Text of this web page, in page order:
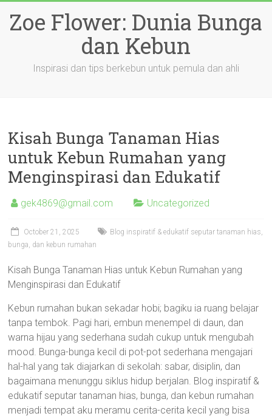
content
Zoe Flower: Dunia Bunga
dan Kebun
Inspirasi dan tips berkebun untuk pemula dan ahli
Kisah Bunga Tanaman Hias
untuk Kebun Rumahan yang
Menginspirasi dan Edukatif
gek4869@gmail.com Uncategorized
October 21, 2025
Blog inspiratif & edukatif seputar tanaman hias,
bunga, dan kebun rumahan
Kisah Bunga Tanaman Hias untuk Kebun Rumahan yang
Menginspirasi dan Edukatif
Kebun rumahan bukan sekadar hobi; bagiku ia ruang belajar
tanpa tembok. Pagi hari, embun menempel di daun, dan
warna hijau yang sederhana sudah cukup untuk mengubah
mood. Bunga-bunga kecil di pot-pot sederhana mengajari
hal-hal yang tak diajarkan di sekolah: sabar, disiplin, dan
bagaimana menunggu siklus hidup berjalan. Blog inspiratif &
edukatif seputar tanaman hias, bunga, dan kebun rumahan
menjadi tempat aku meramu cerita-cerita kecil yang bisa